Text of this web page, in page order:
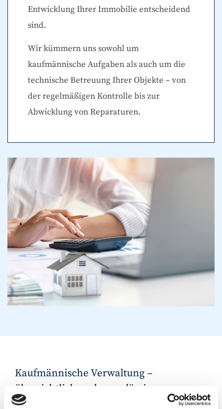
Entwicklung Ihrer Immobilie entscheidend
sind.
Wir kümmern uns sowohl um
kaufmännische Aufgaben als auch um die
technische Betreuung Ihrer Objekte – von
der regelmäßigen Kontrolle bis zur
Abwicklung von Reparaturen.
Kaufmännische Verwaltung –
übersichtlich und zuverlässig